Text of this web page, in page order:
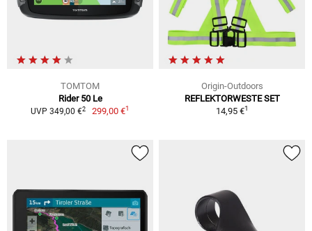
TOMTOM
Rider 50 Le
UVP 349,00 €2 299,00 €1
Origin-Outdoors
REFLEKTORWESTE SET
14,95 €1